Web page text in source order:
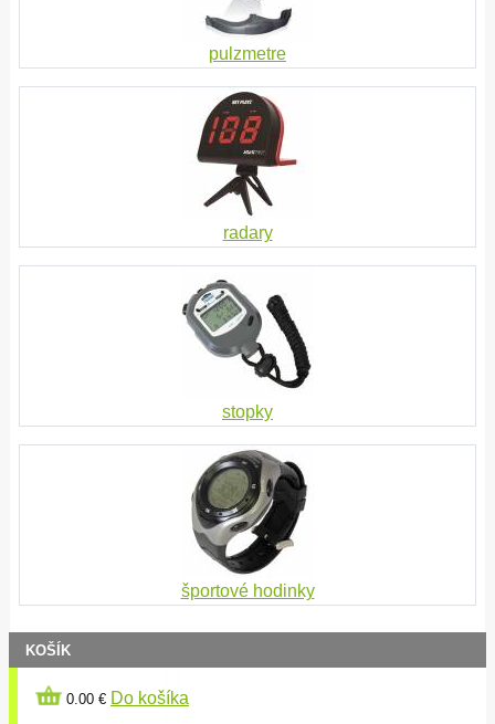
pulzmetre
radary
stopky
športové hodinky
KOŠÍK
0.00 € Do košíka